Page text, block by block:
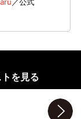
を見る